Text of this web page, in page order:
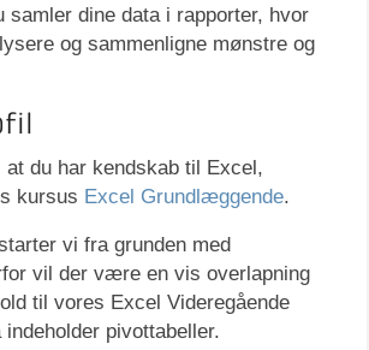
samler dine data i rapporter, hvor
og sammenligne mønstre og
du har kendskab til Excel,
kursus Excel Grundlæggende.
vi fra grunden med
vil der være en vis overlapning
til vores Excel Videregående
pivottabeller.